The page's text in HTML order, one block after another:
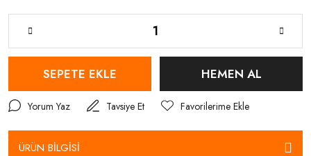
SEPETE EKLE HEMEN AL
Yorum Yaz Tavsiye Et
ÜRÜN BİLGİSİ